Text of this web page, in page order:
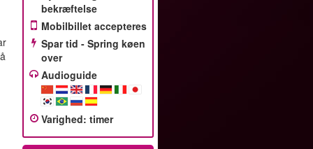
bekræftelse
Mobilbillet accepteres
Spar tid - Spring køen
over
Audioguide
Varighed: timer